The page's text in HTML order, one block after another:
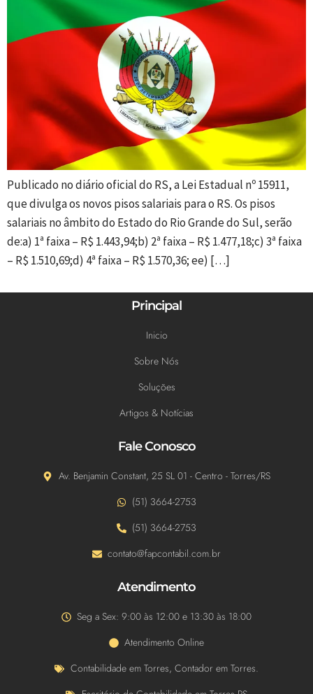
Publicado no diário oficial do RS, a Lei Estadual nº 15911,
que divulga os novos pisos salariais para o RS. Os pisos
salariais no âmbito do Estado do Rio Grande do Sul, serão
de:a) 1ª faixa – R$ 1.443,94;b) 2ª faixa – R$ 1.477,18;c) 3ª faixa
– R$ 1.510,69;d) 4ª faixa – R$ 1.570,36; ee) […]
Principal
Inicio
Sobre Nós
Soluções
Artigos & Notícias
Fale Conosco
Av. Benjamin Constant, 25 SL 01 - Centro - Torres/RS
(51) 3664-2753
(51) 3664-2753
contato@fapcontabil.com.br
Atendimento
Seg a Sex: 9:00 às 12:00 e 13:30 às 18:00
Atendimento Online
Contabilidade em Torres, Contador em Torres.